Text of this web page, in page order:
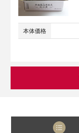
本体価格